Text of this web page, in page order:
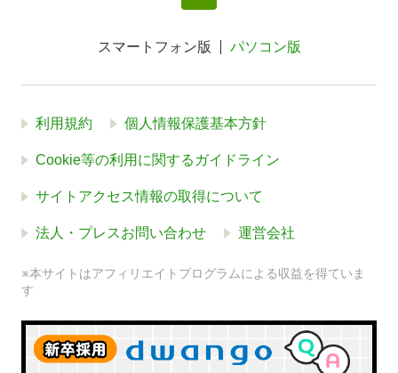
スマートフォン版 パソコン版
利用規約 個人情報保護基本方針
Cookie等の利用に関するガイドライン
サイトアクセス情報の取得について
法人・プレスお問い合わせ 運営会社
※本サイトはアフィリエイトプログラムによる収益を得ていま
す